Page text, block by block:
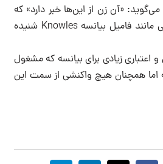
می‌گوید: «آن زن از این‌ها خبر دارد» که
شی نوز در این آهنگ حتى مانند فامیل بیانسه Knowles شنیده
و اعتباری زیادی برای بیانسه که مشغول
همچنان هیچ واکنشی از سمت این